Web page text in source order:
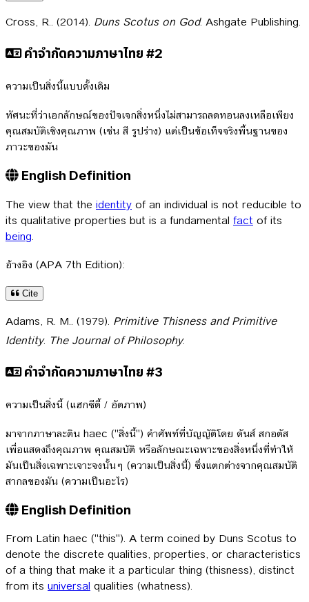
Cross, R.. (2014). Duns Scotus on God. Ashgate Publishing.
คำจำกัดความภาษาไทย #2
ความเป็นสิ่งนี้แบบดั้งเดิม
ทัศนะที่ว่าเอกลักษณ์ของปัจเจกสิ่งหนึ่งไม่สามารถลดทอนลงเหลือเพียง
คุณสมบัติเชิงคุณภาพ (เช่น สี รูปร่าง) แต่เป็นข้อเท็จจริงพื้นฐานของ
ภาวะของมัน
English Definition
The view that the identity of an individual is not reducible to
its qualitative properties but is a fundamental fact of its
being.
อ้างอิง (APA 7th Edition):
Cite
Adams, R. M.. (1979). Primitive Thisness and Primitive
Identity. The Journal of Philosophy.
คำจำกัดความภาษาไทย #3
ความเป็นสิ่งนี้ (แฮกซีตี้ / อัตภาพ)
มาจากภาษาละติน haec ("สิ่งนี้") คำศัพท์ที่บัญญัติโดย ดันส์ สกอตัส
เพื่อแสดงถึงคุณภาพ คุณสมบัติ หรือลักษณะเฉพาะของสิ่งหนึ่งที่ทำให้
มันเป็นสิ่งเฉพาะเจาะจงนั้นๆ (ความเป็นสิ่งนี้) ซึ่งแตกต่างจากคุณสมบัติ
สากลของมัน (ความเป็นอะไร)
English Definition
From Latin haec ("this"). A term coined by Duns Scotus to
denote the discrete qualities, properties, or characteristics
of a thing that make it a particular thing (thisness), distinct
from its universal qualities (whatness).